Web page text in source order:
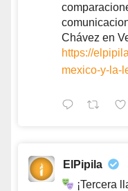
Chávez en
https://
mexico-y-la-
ElPipila
¡Tercera